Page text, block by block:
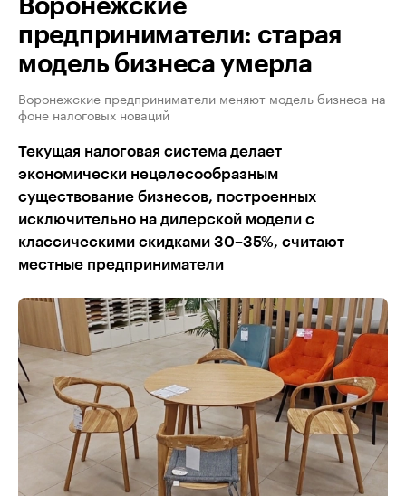
Воронежские
предприниматели: старая
модель бизнеса умерла
Воронежские предприниматели меняют модель бизнеса на
фоне налоговых новаций
Текущая налоговая система делает
экономически нецелесообразным
существование бизнесов, построенных
исключительно на дилерской модели с
классическими скидками 30–35%, считают
местные предприниматели